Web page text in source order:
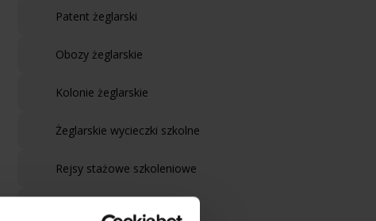
Patent żeglarski
Obozy żeglarskie
Kolonie żeglarskie
Żeglarskie wycieczki szkolne
Rejsy stażowe szkoleniowe